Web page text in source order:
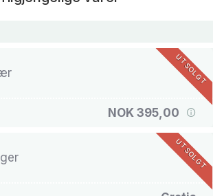
NOK 395,00
UTSOLGT
UTSOLGT